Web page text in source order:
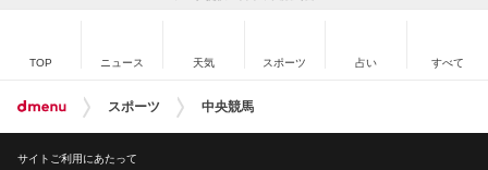
TOP ニュース 天気 スポーツ 占い すべて
スポーツ 中央競馬
サイトご利用にあたって